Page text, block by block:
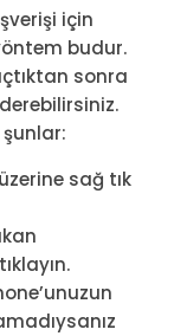
için
budur.
sonra
şunlar:
sağ tık